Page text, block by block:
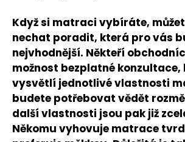
Když si matraci vybíráte,
nechat poradit, která pro vás
nejvhodnější. Někteří
možnost bezplatné konzultace,
vysvětlí jednotlivé vlastnosti
budete potřebovat vědět
další vlastnosti jsou pak již
Někomu vyhovuje matrace